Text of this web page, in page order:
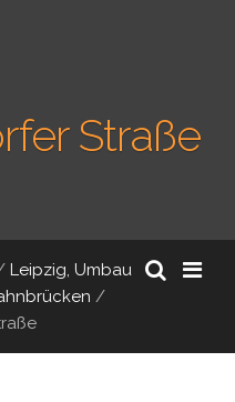
Straße
Leipzig, Umbau
/